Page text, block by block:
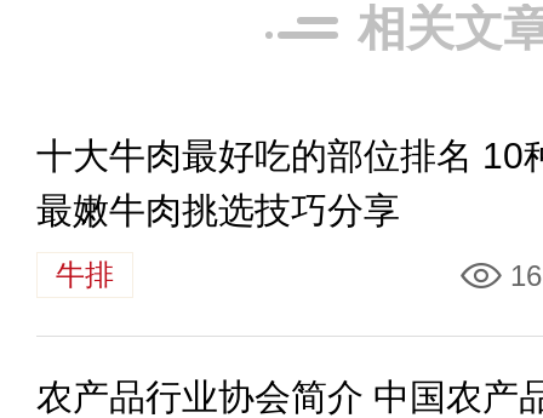
相关文
十大牛肉最好吃的部位排名 10
最嫩牛肉挑选技巧分享
牛排
农产品行业协会简介 中国农产